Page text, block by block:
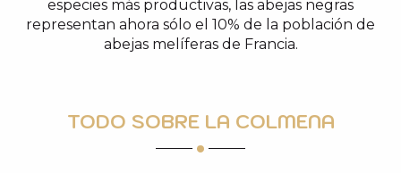
especies más productivas, las abejas negras
representan ahora sólo el 10% de la población de
abejas melíferas de Francia.
TODO SOBRE LA COLMENA